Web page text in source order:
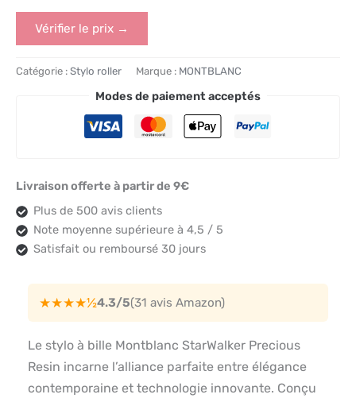
Vérifier le prix →
Catégorie : Stylo roller Marque : MONTBLANC
Modes de paiement acceptés
Livraison offerte à partir de 9€
Plus de 500 avis clients
Note moyenne supérieure à 4,5 / 5
Satisfait ou remboursé 30 jours
★★★★½4.3/5(31 avis Amazon)
Le stylo à bille Montblanc StarWalker Precious
Resin incarne l’alliance parfaite entre élégance
contemporaine et technologie innovante. Conçu